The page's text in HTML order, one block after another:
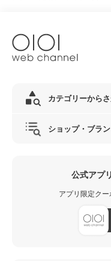
カテゴリーから
ショップ・ブラ
公式アプ
アプリ限定ク